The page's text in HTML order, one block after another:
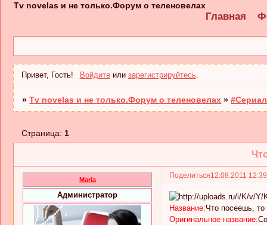
Tv novelas и не только.Форум о теленовелах
Главная
Привет, Гость! Войдитеили зарегистрируйтесь.
»Tv novelas и не только.Форум о теленовелах »
Страница:1
Поделиться12.08.2011
Maria
Администратор
Название:Что посеешь,
Оригинальное название: